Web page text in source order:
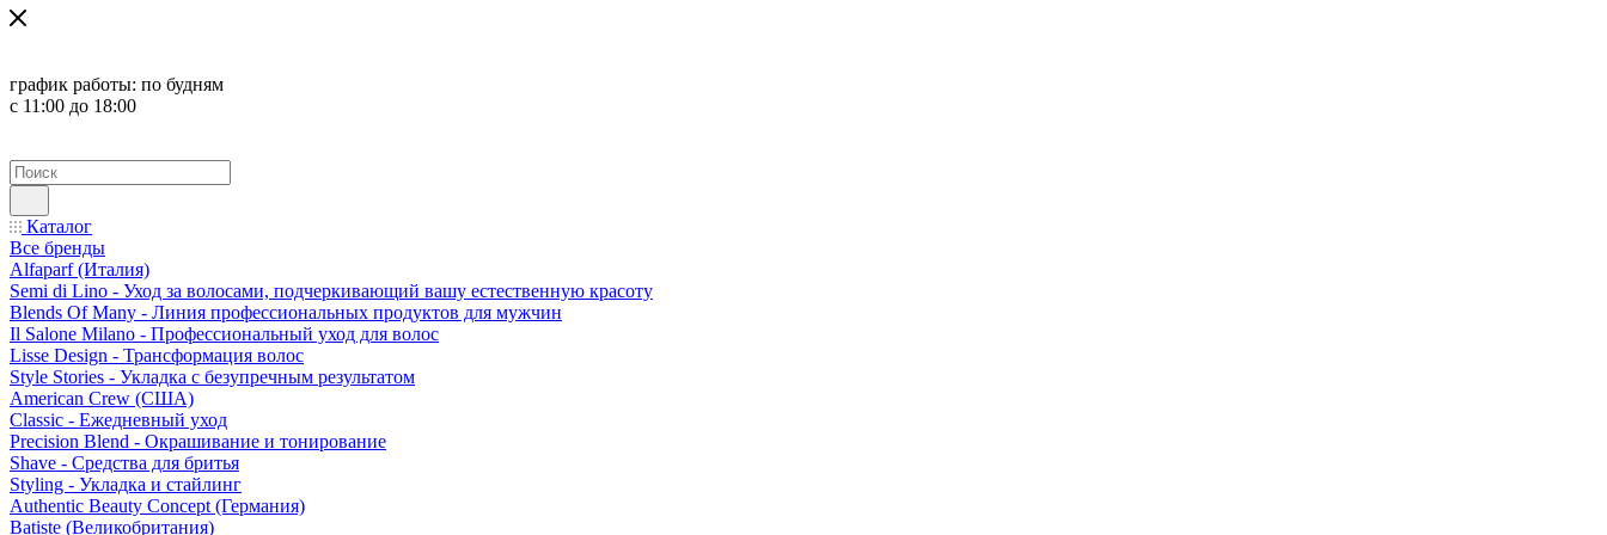
график работы: по будням
с 11:00 до 18:00
Каталог
Все бренды
Alfaparf (Италия)
Semi di Lino - Уход за волосами, подчеркивающий вашу естественную красоту
Blends Of Many - Линия профессиональных продуктов для мужчин
Il Salone Milano - Профессиональный уход для волос
Lisse Design - Трансформация волос
Style Stories - Укладка с безупречным результатом
American Crew (США)
Classic - Ежедневный уход
Precision Blend - Окрашивание и тонирование
Shave - Средства для бритья
Styling - Укладка и стайлинг
Authentic Beauty Concept (Германия)
Batiste (Великобритания)